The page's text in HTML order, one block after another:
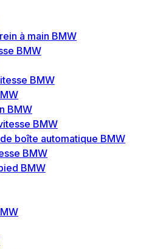
à main BMW
BMW
BMW
BMW
BMW
boîte automatique BMW
BMW
BMW